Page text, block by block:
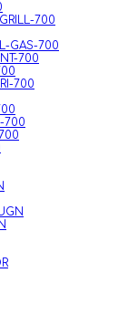
700
GAS-700
700
700
700